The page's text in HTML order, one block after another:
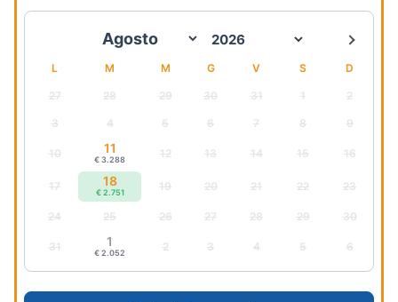
L M M G V S D
27 28 29 30 31 1 2
3 4 5 6 7 8 9
10 11
€ 3.288 12 13 14 15 16
17 18
€ 2.751 19 20 21 22 23
24 25 26 27 28 29 30
31 1
€ 2.052 2 3 4 5 6